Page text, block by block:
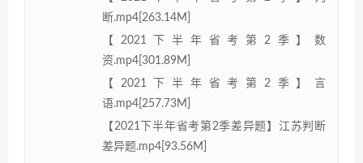
断.mp4[263.14M]
【2021下半年省考第2季】数
资.mp4[301.89M]
【2021下半年省考第2季】言
语.mp4[257.73M]
【2021下半年省考第2季差异题】江苏判断
差异题.mp4[93.56M]